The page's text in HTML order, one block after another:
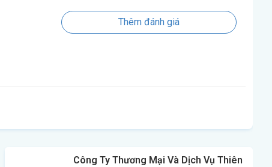
Thêm đánh giá
Công Ty Thương Mại Và Dịch Vụ Thiên